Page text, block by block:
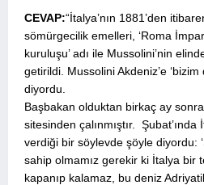
CEVAP:“İtalya’nın 1881’den
sömürgecilik emelleri, ‘Roma
kuruluşu’ adı ile Mussolini’nin
getirildi. Mussolini Akdeniz’e
diyordu.
Başbakan olduktan birkaç ay
sitesinden çalınmıştır. Şubat’ında
verdiği bir söylevde şöyle diyordu:
sahip olmamız gerekir ki İtalya bir
kapanıp kalamaz, bu deniz